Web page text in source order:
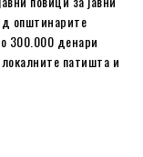
општинарите
300.000 денари
патишта и